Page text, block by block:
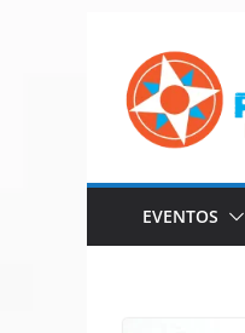
contenido
EVENTOS